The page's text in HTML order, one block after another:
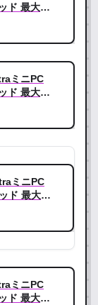
ド 最大
ミニパソコ
コン・周辺
ミニPC
ド 最大
ミニパソコ
コン・周辺
ミニPC
ド 最大
ミニパソコ
コン・周辺
ミニPC
ド 最大